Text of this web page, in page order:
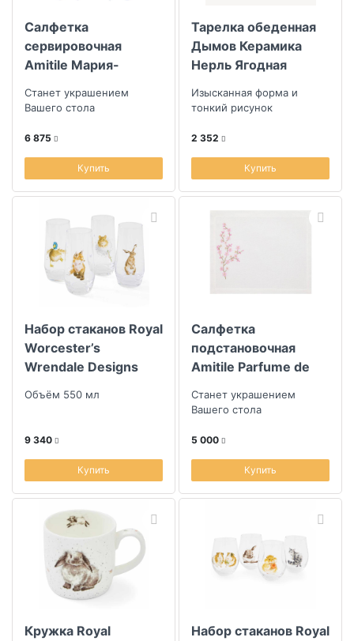
Скидка
Салфетка
сервировочная
Amitile Мария-
лен розовый,
Станет украшением
Вашего стола
6 875
Купить
Тарелка обеденная
Дымов Керамика
Нерль Ягодная
Изысканная форма и
тонкий рисунок
2 352
Купить
Набор стаканов Royal
Worcester’s
Wrendale Designs
Объём 550 мл
9 340
Купить
Салфетка
подстановочная
Amitile Parfume de
35х50см лен белый,
Станет украшением
Вашего стола
5 000
Купить
Кружка Royal
Набор стаканов Royal